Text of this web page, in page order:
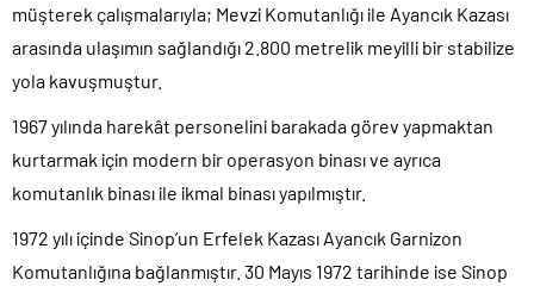
müşterek çalışmalarıyla; Mevzi Komutanlığı ile Ayancık Kazası
arasında ulaşımın sağlandığı 2.800 metrelik meyilli bir stabilize
yola kavuşmuştur.
1967 yılında harekât personelini barakada görev yapmaktan
kurtarmak için modern bir operasyon binası ve ayrıca
komutanlık binası ile ikmal binası yapılmıştır.
1972 yılı içinde Sinop’un Erfelek Kazası Ayancık Garnizon
Komutanlığına bağlanmıştır. 30 Mayıs 1972 tarihinde ise Sinop